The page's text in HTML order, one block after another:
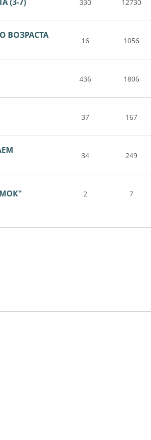
330 12730
ВОЗРАСТА
16 1056
436 1806
37 167
34 249
2 7